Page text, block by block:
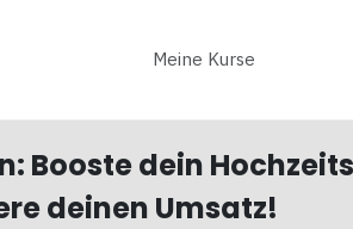
Meine Kurse
Booste dein
deinen Umsatz!